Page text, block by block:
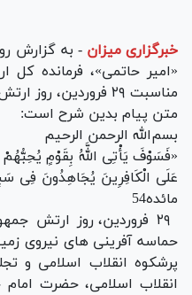
خبرگزاری میزان - به گزارش
«امیر حاتمی»، فرمانده کل
مناسبت ۲۹ فروردین، روز
متن پیام بدین شرح است:
بسم‌الله الرحمن الرحیم
«فَسَوْفَ یَأْتِی اللَّهُ بِقَوْمٍ یُحِبُّهُمْ
عَلَى الْکَافِرِینَ یُجَاهِدُونَ فِی
مائده54
۲۹ فروردین‌، روز ارتش
حماسه آفرینی های نیروی
پرشکوه انقلاب اسلامی و
انقلاب اسلامی، حضرت امام